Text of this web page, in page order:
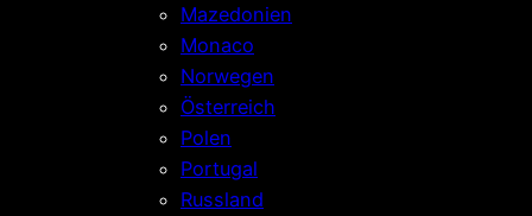
Mazedonien
Monaco
Norwegen
Österreich
Polen
Portugal
Russland